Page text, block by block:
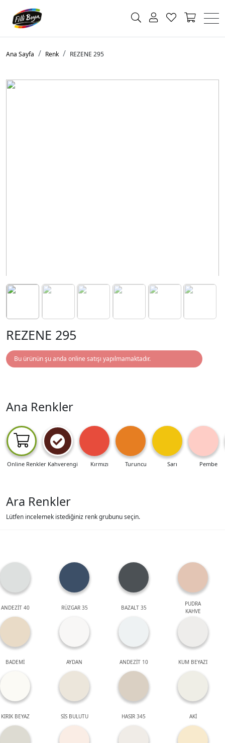
Ana Sayfa Renk REZENE 295
REZENE 295
Bu ürünün şu anda online satışı yapılmamaktadır.
Ana Renkler
Online Renkler Kahverengi Kırmızı Turuncu Sarı Pembe
Ara Renkler
Lütfen incelemek istediğiniz renk grubunu seçin.
ANDEZİT 40 RÜZGAR 35 BAZALT 35
PUDRA
KAHVE
BADEMİ AYDAN ANDEZİT 10 KUM BEYAZI
KIRIK BEYAZ SİS BULUTU HASIR 345 AKİ